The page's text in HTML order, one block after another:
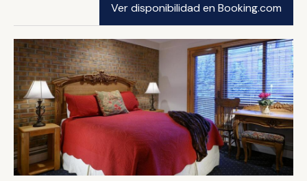
Ver disponibilidad en Booking.com